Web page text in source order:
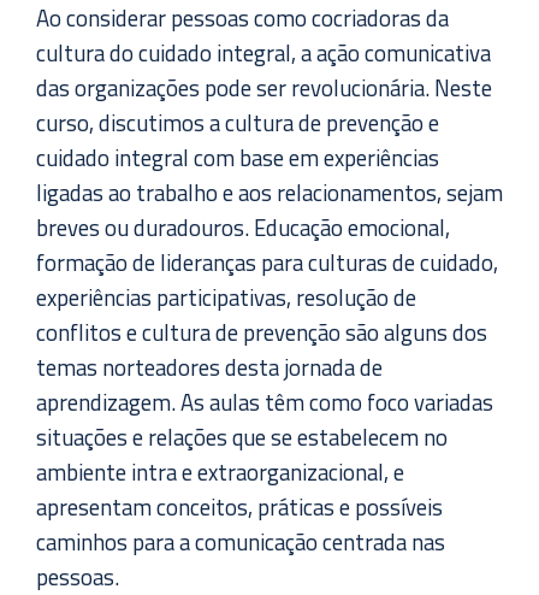
Ao considerar pessoas como cocriadoras da
cultura do cuidado integral, a ação comunicativa
das organizações pode ser revolucionária. Neste
curso, discutimos a cultura de prevenção e
cuidado integral com base em experiências
ligadas ao trabalho e aos relacionamentos, sejam
breves ou duradouros. Educação emocional,
formação de lideranças para culturas de cuidado,
experiências participativas, resolução de
conflitos e cultura de prevenção são alguns dos
temas norteadores desta jornada de
aprendizagem. As aulas têm como foco variadas
situações e relações que se estabelecem no
ambiente intra e extraorganizacional, e
apresentam conceitos, práticas e possíveis
caminhos para a comunicação centrada nas
pessoas.